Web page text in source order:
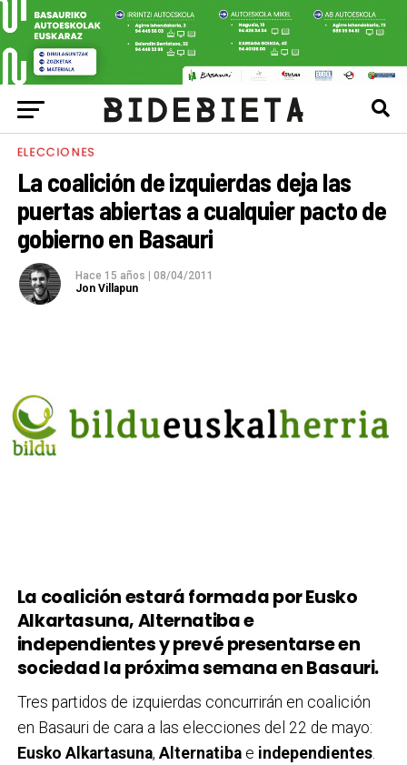
ELECCIONES
La coalición de izquierdas deja las
puertas abiertas a cualquier pacto de
gobierno en Basauri
Hace 15 años
08/04/2011
Jon Villapun
La coalición estará formada por Eusko
Alkartasuna, Alternatiba e
independientes y prevé presentarse en
sociedad la próxima semana en Basauri.
Tres partidos de izquierdas concurrirán en coalición
en Basauri de cara a las elecciones del 22 de mayo:
Eusko Alkartasuna, Alternatibae independientes.